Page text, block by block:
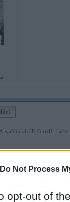
Do Not Process
opt-out of
AiwaShuraLLP, GirtzB Lafter
saistīts ar